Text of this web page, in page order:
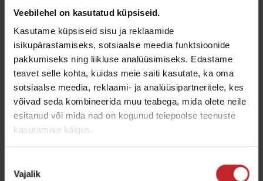
Veebilehel on kasutatud küpsiseid.
Kasutame küpsiseid sisu ja reklaamide
isikupärastamiseks, sotsiaalse meedia funktsioonide
pakkumiseks ning liikluse analüüsimiseks. Edastame
teavet selle kohta, kuidas meie saiti kasutate, ka oma
sotsiaalse meedia, reklaami- ja analüüsipartneritele, kes
võivad seda kombineerida muu teabega, mida olete neile
esitanud või mida nad on kogunud teiepoolse teenuste
kasutamise käigus.
valik
Vajalik